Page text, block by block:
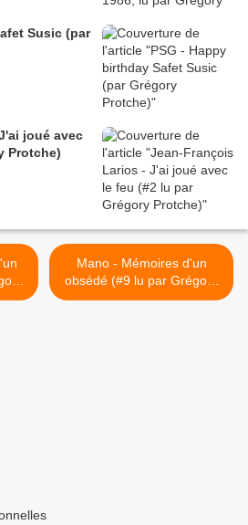
Susic (par
joué avec
Protche)
Mano - Mémoires d'un
obsédé (#9 lu par Grégory
Protche) >